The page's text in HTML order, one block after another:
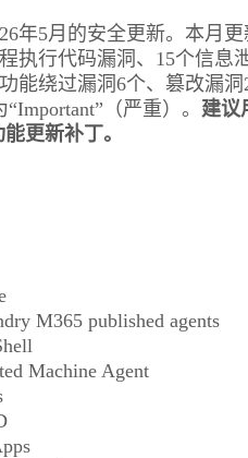
年5月的安全更新。本月
执行代码漏洞、15个信息
能绕过漏洞6个、篡改漏
（严重）。 建议
更新补丁。
M365 published agents
Machine Agent